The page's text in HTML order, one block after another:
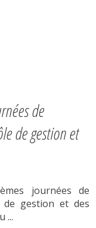
de
de gestion et
journées de
de gestion et des
...